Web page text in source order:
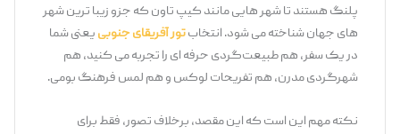
پلنگ هستند تا شهر هایی مانند کیپ ‌تاون که جزو زیبا ترین شهر
های جهان شناخته می ‌شود. انتخابتور آفریقای جنوبییعنی شما
در یک سفر، هم طبیعت‌گردی حرفه ‌ای را تجربه می ‌کنید، هم
شهرگردی مدرن، هم تفریحات لوکس و هم لمس فرهنگ بومی.
نکته مهم این است که این مقصد، برخلاف تصور، فقط برای